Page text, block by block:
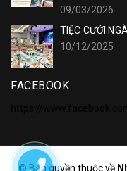
09/03/2026
TIỆC CƯỚI
10/12/2025
FACEBOOK
© Bản quyền thuộc về